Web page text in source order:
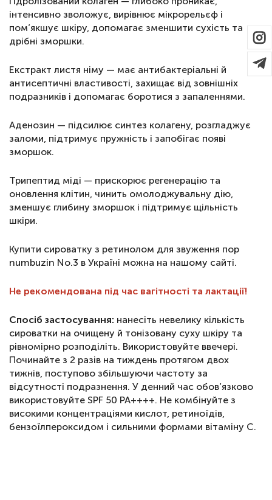
інтенсивно зволожує, вирівнює мікрорельєф і
пом’якшує шкіру, допомагає зменшити сухість та
дрібні зморшки.
Екстракт листя німу — має антибактеріальні й
антисептичні властивості, захищає від зовнішніх
подразників і допомагає боротися з запаленнями.
Аденозин — підсилює синтез колагену, розгладжує
заломи, підтримує пружність і запобігає появі
зморшок.
Трипептид міді — прискорює регенерацію та
оновлення клітин, чинить омолоджувальну дію,
зменшує глибину зморшок і підтримує щільність
шкіри.
Купити сироватку з ретинолом для звуження пор
numbuzin No.3 в Україні можна на нашому сайті.
Не рекомендована під час вагітності та лактації!
Спосіб застосування: нанесіть невелику кількість
сироватки на очищену й тонізовану суху шкіру та
рівномірно розподіліть. Використовуйте ввечері.
Починайте з 2 разів на тиждень протягом двох
тижнів, поступово збільшуючи частоту за
відсутності подразнення. У денний час обов’язково
використовуйте SPF 50 PA++++. Не комбінуйте з
високими концентраціями кислот, ретиноїдів,
бензоїлпероксидом і сильними формами вітаміну С.